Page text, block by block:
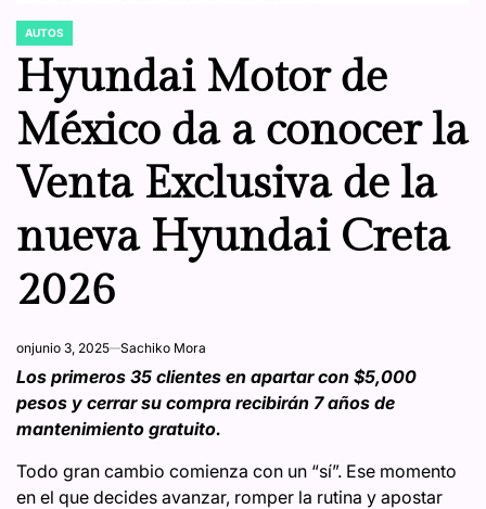
POSTED
IN
AUTOS
Hyundai Motor de
México da a conocer la
Venta Exclusiva de la
nueva Hyundai Creta
2026
onjunio 3, 2025 Sachiko Mora
Los primeros 35 clientes en apartar con $5,000
pesos y cerrar su compra recibirán 7 años de
mantenimiento gratuito.
Todo gran cambio comienza con un “sí”. Ese momento
en el que decides avanzar, romper la rutina y apostar